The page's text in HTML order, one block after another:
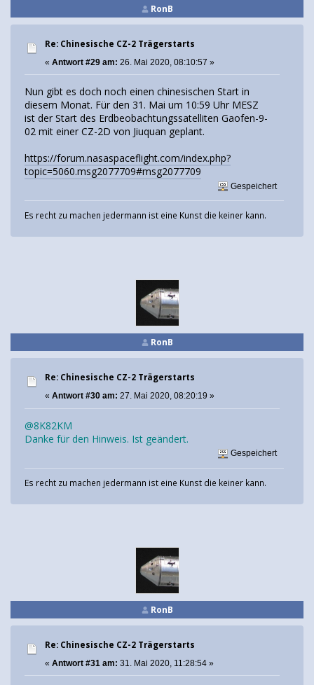
RonB
Re: Chinesische CZ-2 Trägerstarts
« Antwort #29 am: 26. Mai 2020, 08:10:57 »
Nun gibt es doch noch einen chinesischen Start in
diesem Monat. Für den 31. Mai um 10:59 Uhr MESZ
ist der Start des Erdbeobachtungssatelliten Gaofen-9-
02 mit einer CZ-2D von Jiuquan geplant.
https://forum.nasaspaceflight.com/index.php?
topic=5060.msg2077709#msg2077709
Gespeichert
Es recht zu machen jedermann ist eine Kunst die keiner kann.
RonB
Re: Chinesische CZ-2 Trägerstarts
« Antwort #30 am: 27. Mai 2020, 08:20:19 »
@8K82KM
Danke für den Hinweis. Ist geändert.
Gespeichert
Es recht zu machen jedermann ist eine Kunst die keiner kann.
RonB
Re: Chinesische CZ-2 Trägerstarts
« Antwort #31 am: 31. Mai 2020, 11:28:54 »